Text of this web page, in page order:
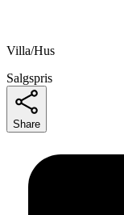
Villa/Hus
Salgspris
Share